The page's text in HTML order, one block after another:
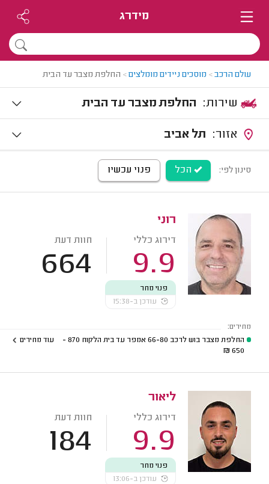
מידרג
עולם הרכב> מוסכים ניידים מומלצים> החלפת מצבר עד הבית
החלפת מצבר עד הבית
תל אביב
סינון לפי: הכל פנוי עכשיו
רוני
דירוג כללי
9.9
חוות דעת
664
פנוי מחר
עודכן ב-15:38
מחירים:
החלפת מצבר בוש לרכב 66-80 אמפר עד בית הלקוח
870 -
650
₪
עוד מחירים
ליאור
דירוג כללי
9.9
חוות דעת
184
פנוי מחר
עודכן ב-13:06